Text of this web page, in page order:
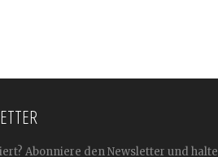
Abonniere den Newsletter und halte